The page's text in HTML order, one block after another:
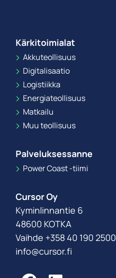
Kärkitoimialat
Akkuteollisuus
Digitalisaatio
Logistiikka
Energiateollisuus
Matkailu
Muu teollisuus
Palveluksessanne
Power Coast -tiimi
Cursor Oy
Kyminlinnantie 6
48600 KOTKA
Vaihde +358 40 190 2500
info@cursor.fi